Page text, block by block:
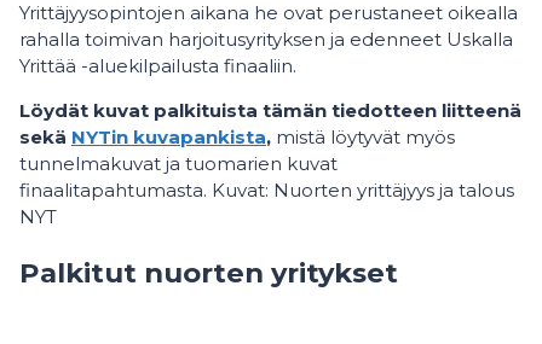
Yrittäjyysopintojen aikana he ovat perustaneet oikealla
rahalla toimivan harjoitusyrityksen ja edenneet Uskalla
Yrittää -aluekilpailusta finaaliin.
Löydät kuvat palkituista tämän tiedotteen liitteenä
sekä NYTin kuvapankista, mistä löytyvät myös
tunnelmakuvat ja tuomarien kuvat
finaalitapahtumasta. Kuvat: Nuorten yrittäjyys ja talous
NYT
Palkitut nuorten yritykset